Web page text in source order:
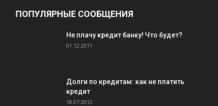
ПОПУЛЯРНЫЕ СООБЩЕНИЯ
Не плачу кредит банку! Что будет?
01.12.2011
Долги по кредитам: как не платить
кредит
18.07.2012